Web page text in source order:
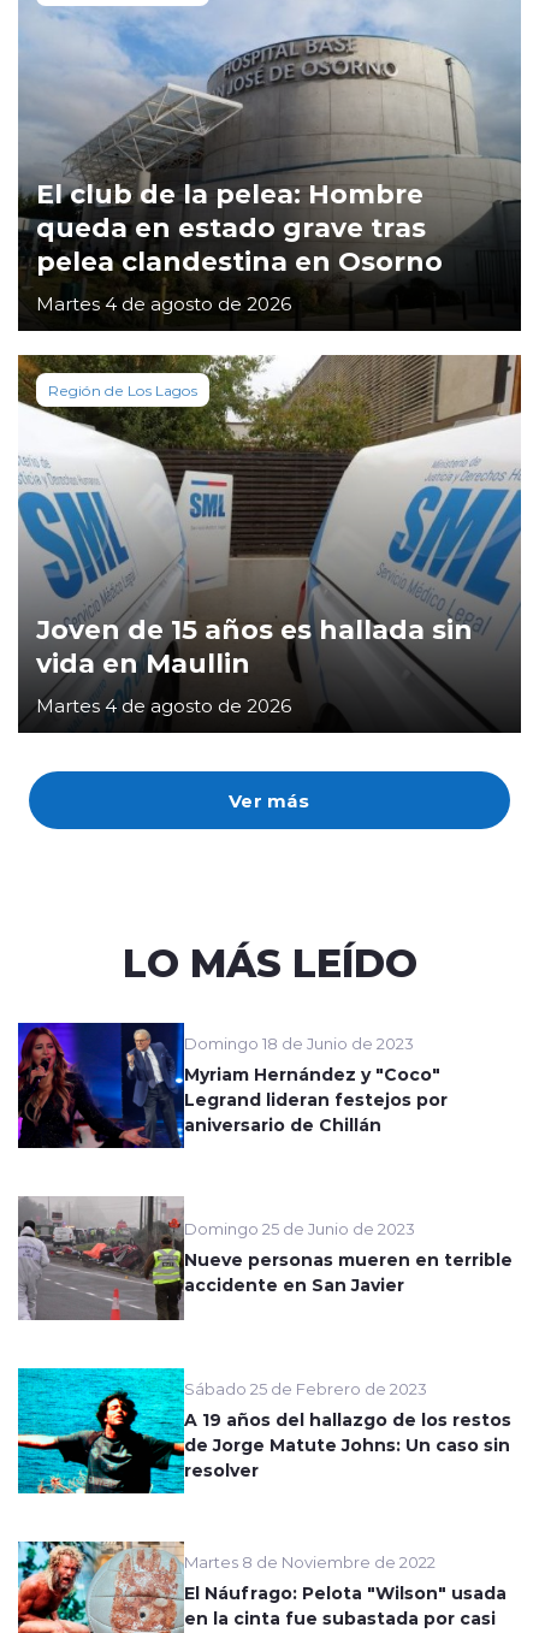
Ver más
El club de la pelea: Hombre
queda en estado grave tras
pelea clandestina en Osorno
Martes 4 de agosto de 2026
Región de Los Lagos
Joven de 15 años es hallada sin
vida en Maullin
Martes 4 de agosto de 2026
LO MÁS LEÍDO
Domingo 18 de Junio de 2023
Myriam Hernández y "Coco"
Legrand lideran festejos por
aniversario de Chillán
Domingo 25 de Junio de 2023
Nueve personas mueren en terrible
accidente en San Javier
Sábado 25 de Febrero de 2023
A 19 años del hallazgo de los restos
de Jorge Matute Johns: Un caso sin
resolver
Martes 8 de Noviembre de 2022
El Náufrago: Pelota "Wilson" usada
en la cinta fue subastada por casi